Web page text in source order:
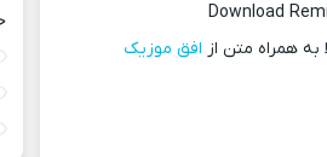
Download
به همراه متن از افق موزیک